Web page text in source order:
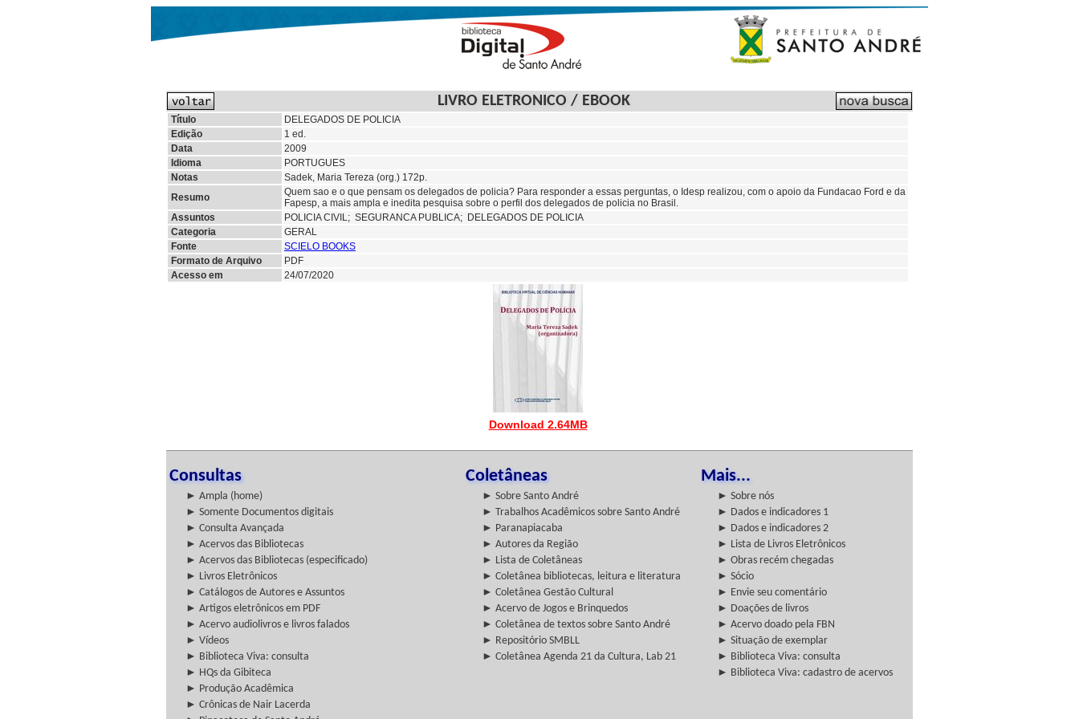
LIVRO ELETRONICO / EBOOK
Título
DELEGADOS DE POLICIA
Edição
1 ed.
Data
2009
Idioma
PORTUGUES
Notas
Sadek, Maria Tereza (org.) 172p.
Resumo
Quem sao e o que pensam os delegados de policia? Para responder a essas perguntas, o Idesp realizou, com o apoio da Fundacao Ford e da
Fapesp, a mais ampla e inedita pesquisa sobre o perfil dos delegados de policia no Brasil.
Assuntos
POLICIA CIVIL; SEGURANCA PUBLICA; DELEGADOS DE POLICIA
Categoria
GERAL
Fonte
SCIELO BOOKS
Formato de Arquivo
PDF
Acesso em
24/07/2020
Download 2.64MB
Consultas Coletâneas Mais...
► Ampla (home) ► Sobre Santo André
► Sobre nós
► Somente Documentos digitais
► Trabalhos Acadêmicos sobre Santo André
► Dados e indicadores 1
► Consulta Avançada
► Paranapiacaba
► Dados e indicadores 2
► Acervos das Bibliotecas
► Autores da Região
► Lista de Livros Eletrônicos
► Acervos das Bibliotecas (especificado)
► Lista de Coletâneas
► Obras recém chegadas
► Livros Eletrônicos
► Coletânea bibliotecas, leitura e literatura
► Sócio
► Catálogos de Autores e Assuntos
► Coletânea Gestão Cultural
► Envie seu comentário
► Artigos eletrônicos em PDF
► Acervo de Jogos e Brinquedos
► Doações de livros
► Acervo audiolivros e livros falados
► Coletânea de textos sobre Santo André
► Acervo doado pela FBN
► Vídeos
► Repositório SMBLL
► Situação de exemplar
► Biblioteca Viva: consulta
► Coletânea Agenda 21 da Cultura, Lab 21
► Biblioteca Viva: consulta
► HQs da Gibiteca
► Biblioteca Viva: cadastro de acervos
► Produção Acadêmica
► Crônicas de Nair Lacerda